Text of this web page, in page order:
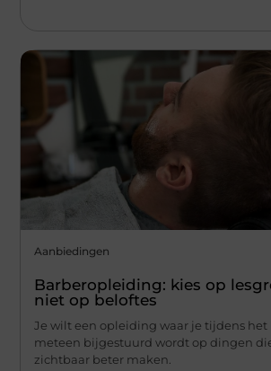
Aanbiedingen
Barberopleiding: kies op
niet op beloftes
Je wilt een opleiding waar je tijdens
meteen bijgestuurd wordt op dingen
zichtbaar beter maken.